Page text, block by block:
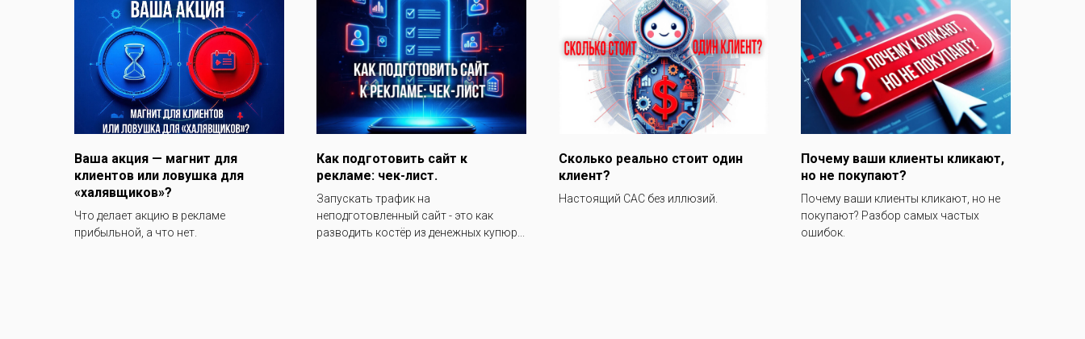
Ваша акция — магнит для
клиентов или ловушка для
«халявщиков»?
Что делает акцию в рекламе
прибыльной, а что нет.
Как подготовить сайт к
рекламе: чек-лист.
Запускать трафик на
неподготовленный сайт - это как
разводить костёр из денежных купюр...
Сколько реально стоит один
клиент?
Настоящий CAC без иллюзий.
Почему ваши клиенты кликают,
но не покупают?
Почему ваши клиенты кликают, но не
покупают? Разбор самых частых
ошибок.